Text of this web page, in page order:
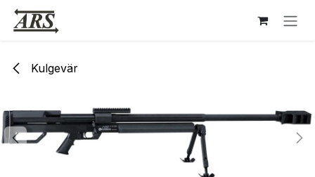
Hoppa till innehåll
Kulgevär